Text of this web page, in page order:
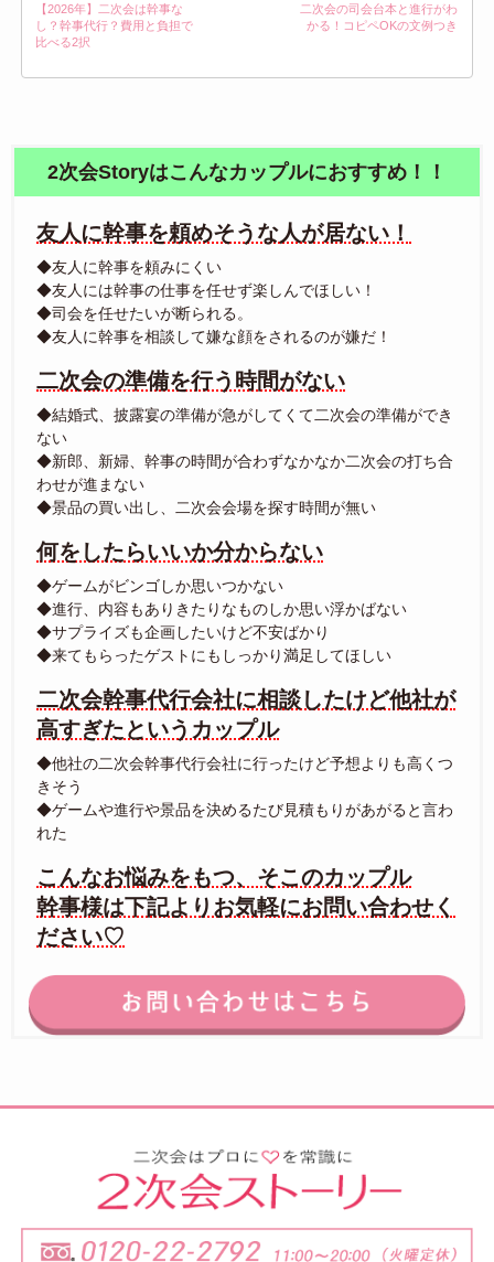
【2026年】二次会は幹事な
し？幹事代行？費用と負担で
比べる2択
二次会の司会台本と進行がわ
かる！コピペOKの文例つき
2次会Storyはこんなカップルにおすすめ！！
友人に幹事を頼めそうな人が居ない！
◆友人に幹事を頼みにくい
◆友人には幹事の仕事を任せず楽しんでほしい！
◆司会を任せたいが断られる。
◆友人に幹事を相談して嫌な顔をされるのが嫌だ！
二次会の準備を行う時間がない
◆結婚式、披露宴の準備が急がしてくて二次会の準備ができ
ない
◆新郎、新婦、幹事の時間が合わずなかなか二次会の打ち合
わせが進まない
◆景品の買い出し、二次会会場を探す時間が無い
何をしたらいいか分からない
◆ゲームがビンゴしか思いつかない
◆進行、内容もありきたりなものしか思い浮かばない
◆サプライズも企画したいけど不安ばかり
◆来てもらったゲストにもしっかり満足してほしい
二次会幹事代行会社に相談したけど他社が
高すぎたというカップル
◆他社の二次会幹事代行会社に行ったけど予想よりも高くつ
きそう
◆ゲームや進行や景品を決めるたび見積もりがあがると言わ
れた
こんなお悩みをもつ、そこのカップル
幹事様は下記よりお気軽にお問い合わせく
ださい♡